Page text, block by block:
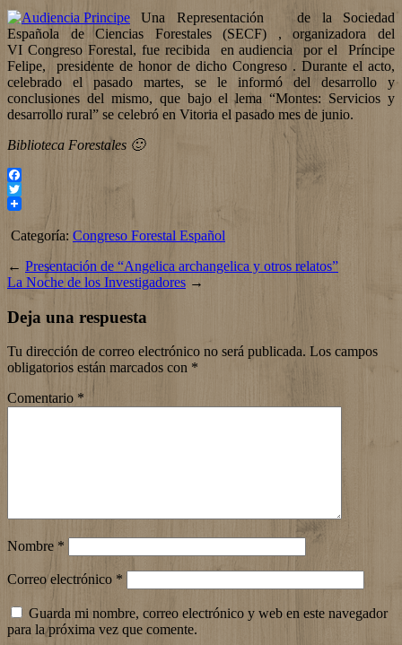
Una Representación de la Sociedad
Española de Ciencias Forestales (SECF) , organizadora del
VI Congreso Forestal, fue recibida en audiencia por el Príncipe
Felipe, presidente de honor de dicho Congreso . Durante el acto,
celebrado el pasado martes, se le informó del desarrollo y
conclusiones del mismo, que bajo el lema “Montes: Servicios y
desarrollo rural” se celebró en Vitoria el pasado mes de junio.
Biblioteca Forestales 🙂
Facebook
Twitter
Categoría: Congreso Forestal Español
← Presentación de “Angelica archangelica y otros relatos”
La Noche de los Investigadores →
Deja una respuesta
Tu dirección de correo electrónico no será publicada. Los campos
obligatorios están marcados con *
Comentario *
Nombre *
Correo electrónico *
Guarda mi nombre, correo electrónico y web en este navegador
para la próxima vez que comente.